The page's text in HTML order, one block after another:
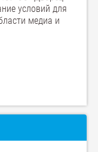
условий для
медиа и